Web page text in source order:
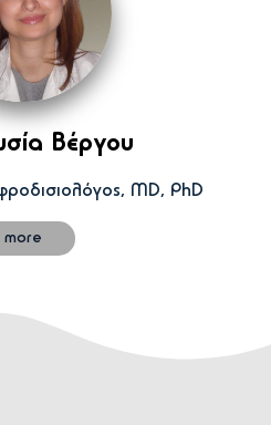
Βέργου
MD, PhD
more